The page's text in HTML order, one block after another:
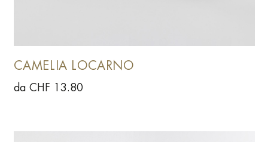
CAMELIA LOCARNO
da CHF 13.80